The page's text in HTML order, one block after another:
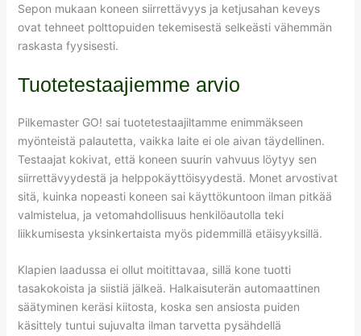
Sepon mukaan koneen siirrettävyys ja ketjusahan keveys
ovat tehneet polttopuiden tekemisestä selkeästi vähemmän
raskasta fyysisesti.
Tuotetestaajiemme arvio
Pilkemaster GO! sai tuotetestaajiltamme enimmäkseen
myönteistä palautetta, vaikka laite ei ole aivan täydellinen.
Testaajat kokivat, että koneen suurin vahvuus löytyy sen
siirrettävyydestä ja helppokäyttöisyydestä. Monet arvostivat
sitä, kuinka nopeasti koneen sai käyttökuntoon ilman pitkää
valmistelua, ja vetomahdollisuus henkilöautolla teki
liikkumisesta yksinkertaista myös pidemmillä etäisyyksillä.
Klapien laadussa ei ollut moitittavaa, sillä kone tuotti
tasakokoista ja siistiä jälkeä. Halkaisuterän automaattinen
säätyminen keräsi kiitosta, koska sen ansiosta puiden
käsittely tuntui sujuvalta ilman tarvetta pysähdellä